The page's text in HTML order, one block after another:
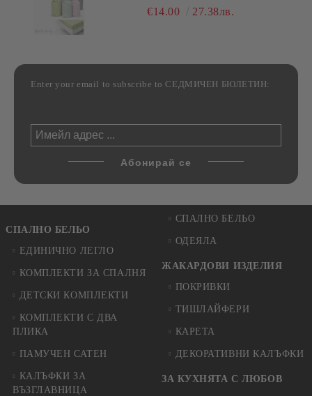
РАЗЛИЧНИ РАЗМЕРИ
€14.00 27.38лв.
Enter your email to subscribe to СЕДМИЧЕН БЮЛЕТИН:
СПАЛНО БЕЛЬО
ЕДИНИЧНО ЛЕГЛО
КОМПЛЕКТИ ЗА СПАЛНЯ
ДЕТСКИ КОМПЛЕКТИ
КОМПЛЕКТИ С ДВА
ПЛИКА
ПАМУЧЕН САТЕН
КАЛЪФКИ ЗА
ВЪЗГЛАВНИЦА
СПАЛНО БЕЛЬО
ОДЕЯЛА
ЖАКАРДОВИ ИЗДЕЛИЯ
ПОКРИВКИ
ТИШЛАЙФЕРИ
КАРЕТА
ДЕКОРАТИВНИ КАЛЪФКИ
ЗА КУХНЯТА С ЛЮБОВ